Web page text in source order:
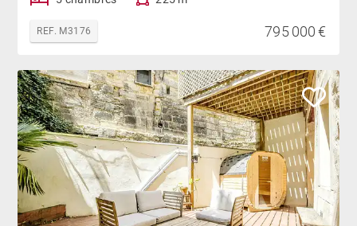
REF. M3176 795 000 €